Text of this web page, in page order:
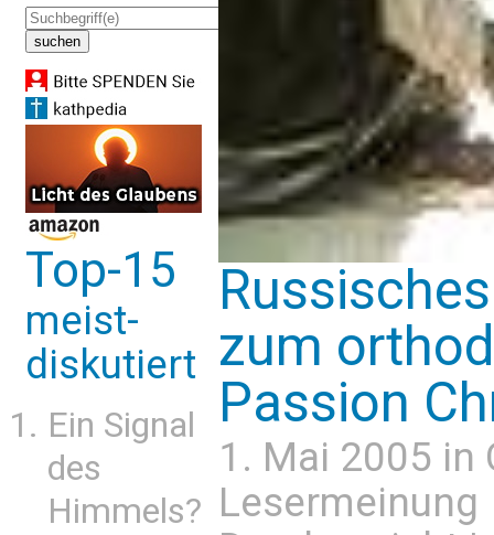
Top-15
meist-
diskutiert
Ein Signal
des
Himmels?
zum
Passion
1. Mai 2005 in
Lesermeinung